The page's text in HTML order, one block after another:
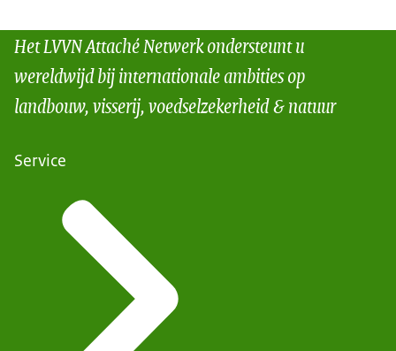
Het LVVN Attaché Netwerk ondersteunt u
wereldwijd bij internationale ambities op
landbouw, visserij, voedselzekerheid & natuur
Service